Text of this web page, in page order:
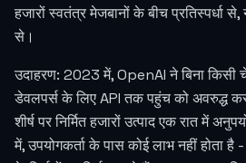
हजारों स्वतंत्र मेजबानों के बीच प्रतिस्पर्धा
से।
उदाहरण: 2023 में, OpenAI ने बिना किसी
डेवलपर्स के लिए API तक पहुंच को अवरुद्ध
शीर्ष पर निर्मित हजारों उत्पाद एक रात में
में, उपयोगकर्ता के पास कोई लाभ नहीं होता